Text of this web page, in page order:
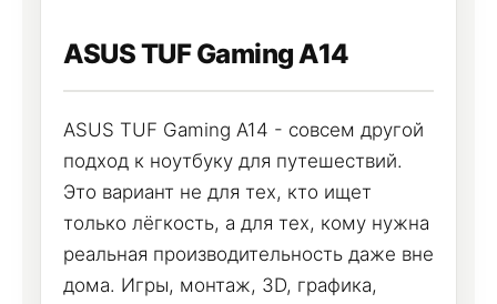
ASUS TUF Gaming A14
ASUS TUF Gaming A14 - совсем другой
подход к ноутбуку для путешествий.
Это вариант не для тех, кто ищет
только лёгкость, а для тех, кому нужна
реальная производительность даже вне
дома. Игры, монтаж, 3D, графика,